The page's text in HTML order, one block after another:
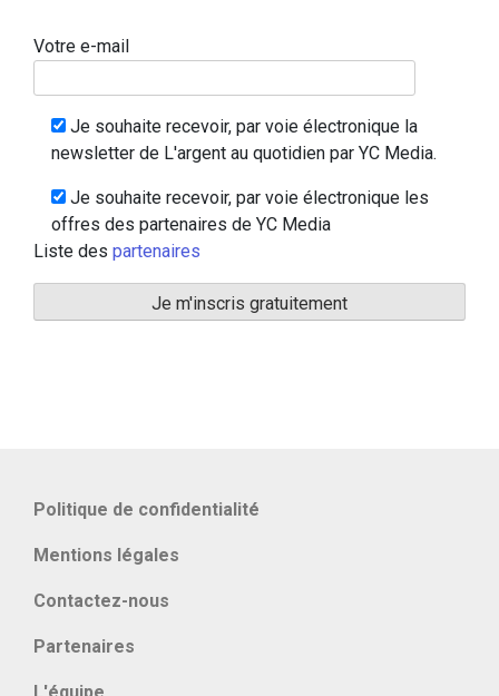
Votre e-mail
Je souhaite recevoir, par voie électronique la
newsletter de L'argent au quotidien par YC Media.
Je souhaite recevoir, par voie électronique les
offres des partenaires de YC Media
Liste des partenaires
Politique de confidentialité
Mentions légales
Contactez-nous
Partenaires